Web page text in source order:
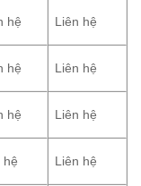
hệ Liên hệ
hệ Liên hệ
hệ Liên hệ
hệ Liên hệ